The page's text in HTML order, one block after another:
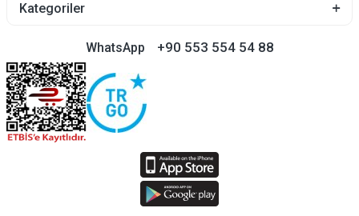
Kategoriler
WhatsApp +90 553 554 54 88